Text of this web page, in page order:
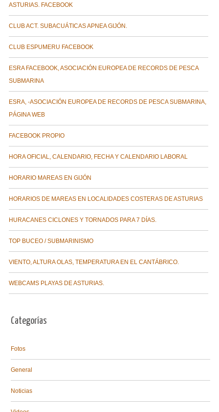
ASTURIAS. FACEBOOK
CLUB ACT. SUBACUÁTICAS APNEA GIJÓN.
CLUB ESPUMERU FACEBOOK
ESRA FACEBOOK, ASOCIACIÓN EUROPEA DE RECORDS DE PESCA
SUBMARINA
ESRA, -ASOCIACIÓN EUROPEA DE RECORDS DE PESCA SUBMARINA,
PÁGINA WEB
FACEBOOK PROPIO
HORA OFICIAL, CALENDARIO, FECHA Y CALENDARIO LABORAL
HORARIO MAREAS EN GIJÓN
HORARIOS DE MAREAS EN LOCALIDADES COSTERAS DE ASTURIAS
HURACANES CICLONES Y TORNADOS PARA 7 DÍAS.
TOP BUCEO / SUBMARINISMO
VIENTO, ALTURA OLAS, TEMPERATURA EN EL CANTÁBRICO.
WEBCAMS PLAYAS DE ASTURIAS.
Categorías
Fotos
General
Noticias